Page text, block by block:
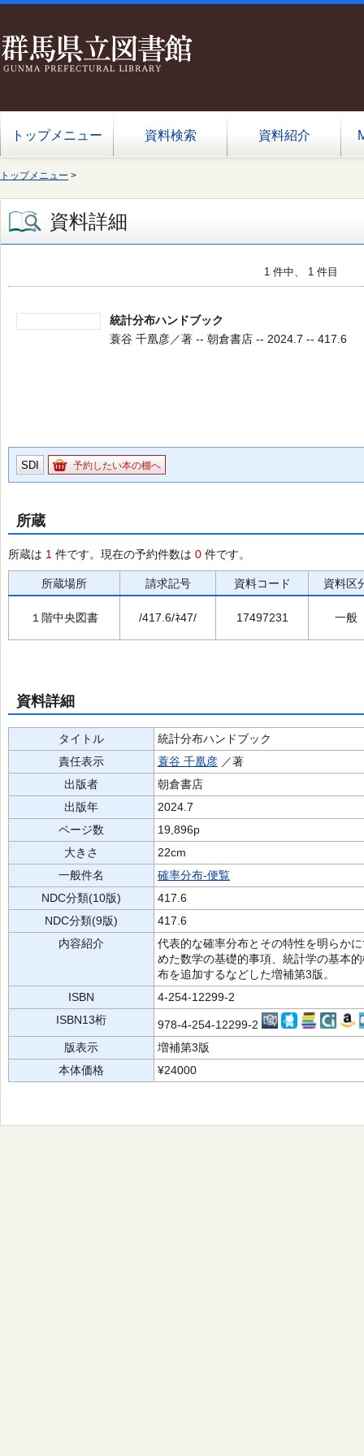
トップメニュー 資料検索 資料紹介
トップメニュー >
資料詳細
1 件中、 1 件目
統計分布ハンドブック
蓑谷 千凰彦／著 -- 朝倉書店 -- 2024.7 -- 417.6
SDI 予約したい本の棚へ
所蔵
所蔵は 1 件です。現在の予約件数は 0 件です。
所蔵場所 請求記号 資料コード 資料区
１階中央図書 /417.6/ﾈ47/ 17497231 一般
資料詳細
タイトル
統計分布ハンドブック
責任表示
蓑谷 千凰彦 ／著
出版者
朝倉書店
出版年
2024.7
ページ数
19,896p
大きさ
22cm
一般件名
確率分布-便覧
NDC分類(10版)
417.6
NDC分類(9版)
417.6
内容紹介
代表的な確率分布とその特性を明らか
めた数学の基礎的事項、統計学の基本
布を追加するなどした増補第3版。
ISBN
4-254-12299-2
ISBN13桁
978-4-254-12299-2
版表示
増補第3版
本体価格
¥24000